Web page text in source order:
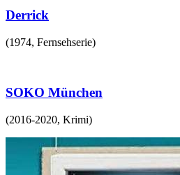
Derrick
(1974, Fernsehserie)
SOKO München
(2016-2020, Krimi)